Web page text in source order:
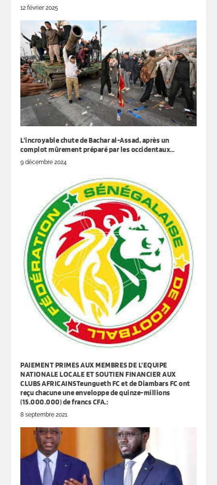
12 février 2025
L’incroyable chute de Bachar al-Assad, après un
complot mûrement préparé par les occidentaux…
9 décembre 2024
PAIEMENT PRIMES AUX MEMBRES DE L’EQUIPE
NATIONALE LOCALE ET SOUTIEN FINANCIER AUX
CLUBS AFRICAINSTeungueth FC et de Diambars FC ont
reçu chacune une enveloppe de quinze-millions
(15.000.000) de francs CFA.:
8 septembre 2021